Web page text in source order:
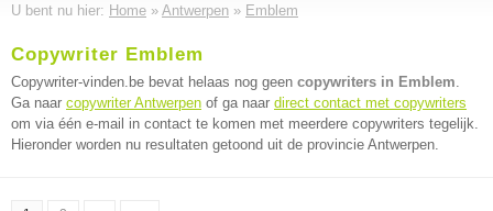
U bent nu hier: Home » Antwerpen » Emblem
Copywriter Emblem
Copywriter-vinden.be bevat helaas nog geen copywriters in Emblem.
Ga naar copywriter Antwerpen of ga naar direct contact met copywriters
om via één e-mail in contact te komen met meerdere copywriters tegelijk.
Hieronder worden nu resultaten getoond uit de provincie Antwerpen.